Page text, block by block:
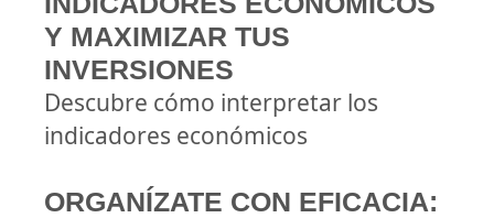
Y MAXIMIZAR TUS
INVERSIONES
Descubre cómo interpretar los
indicadores económicos
ORGANÍZATE CON EFICACIA: